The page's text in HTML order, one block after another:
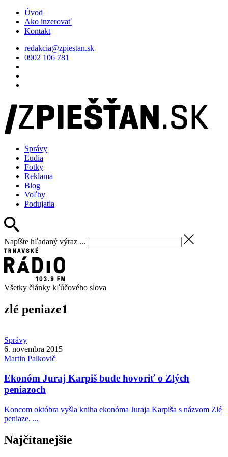
Úvod
Ako inzerovať
Kontakt
redakcia@zpiestan.sk
0902 106 781
Správy
Ľudia
Fotky
Reklama
Blog
Voľby
Podujatia
Napíšte hľadaný výraz ...
Všetky články kľúčového slova
zlé peniaze1
Správy
6. novembra 2015
Martin Palkovič
Ekonóm Juraj Karpiš bude hovoriť o Zlých
peniazoch
Koncom októbra vyšla kniha ekonóma Juraja Karpiša s názvom Zlé
peniaze. ...
Najčítanejšie